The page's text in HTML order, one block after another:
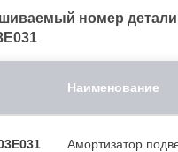
номер
Наименование
Амортизатор